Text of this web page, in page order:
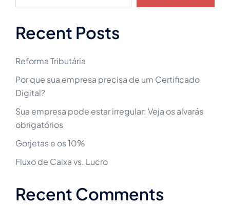
Recent Posts
Reforma Tributária
Por que sua empresa precisa de um Certificado
Digital?
Sua empresa pode estar irregular: Veja os alvarás
obrigatórios
Gorjetas e os 10%
Fluxo de Caixa vs. Lucro
Recent Comments